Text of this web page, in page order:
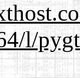
l/